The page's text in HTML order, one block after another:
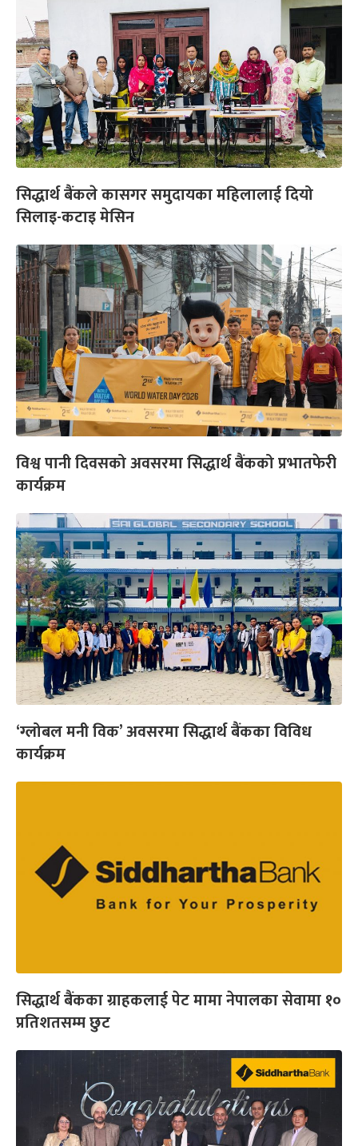
सिद्धार्थ बैंकले कासगर समुदायका महिलालाई दियो
सिलाइ-कटाइ मेसिन
विश्व पानी दिवसको अवसरमा सिद्धार्थ बैंकको प्रभातफेरी
कार्यक्रम
‘ग्लोबल मनी विक’ अवसरमा सिद्धार्थ बैंकका विविध
कार्यक्रम
सिद्धार्थ बैंकका ग्राहकलाई पेट मामा नेपालका सेवामा १०
प्रतिशतसम्म छुट